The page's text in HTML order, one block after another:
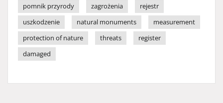
pomnik przyrody
zagrożenia
rejestr
uszkodzenie
natural monuments
measurement
protection of nature
threats
register
damaged